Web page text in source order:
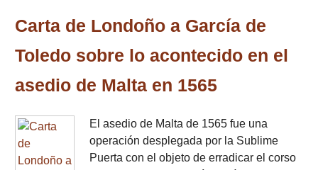
Carta de Londoño a García de
Toledo sobre lo acontecido en el
asedio de Malta en 1565
El asedio de Malta de 1565 fue una
operación desplegada por la Sublime
Puerta con el objeto de erradicar el corso